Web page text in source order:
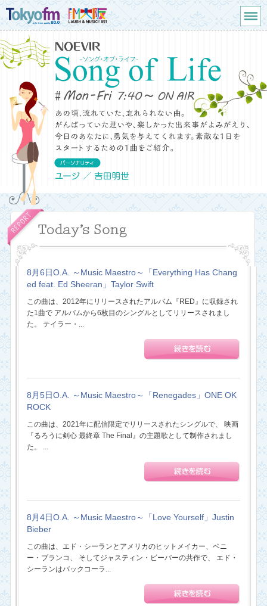
8月6日O.A. ～Music Maestro～「Everything Has Chang
ed feat. Ed Sheeran」Taylor Swift
この曲は、2012年にリリースされたアルバム『RED』に収録され
た1曲で アルバムから6枚目のシングルとしてリリースされまし
た。 テイラー・...
8月5日O.A. ～Music Maestro～「Renegades」ONE OK
ROCK
この曲は、2021年に配信限定でリリースされたシングルで、 映画
『るろうに剣心 最終章 The Final』の主題歌として制作されまし
た。 ...
8月4日O.A. ～Music Maestro～「Love Yourself」Justin
Bieber
この曲は、エド・シーランとアメリカのヒットメイカー、ベニ
ー・ブランコ、 そしてジャスティン・ビーバーの共作で、 エド・
シーランはバックコーラ...